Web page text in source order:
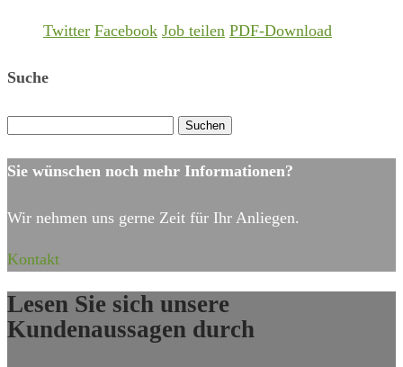
Twitter Facebook Job teilen PDF-Download
Suche
Suchen
Sie wünschen noch mehr Informationen?
Wir nehmen uns gerne Zeit für Ihr Anliegen.
Kontakt
Lesen Sie sich unsere
Kundenaussagen durch